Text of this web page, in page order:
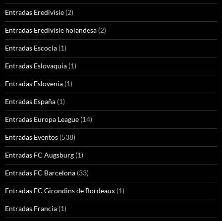
Entradas Eredivisie (2)
Entradas Eredivisie holandesa (2)
Entradas Escocia (1)
Entradas Eslovaquia (1)
Entradas Eslovenia (1)
Entradas España (1)
Entradas Europa League (14)
Entradas Eventos (538)
Entradas FC Augsburg (1)
Entradas FC Barcelona (33)
Entradas FC Girondins de Bordeaux (1)
Entradas Francia (1)